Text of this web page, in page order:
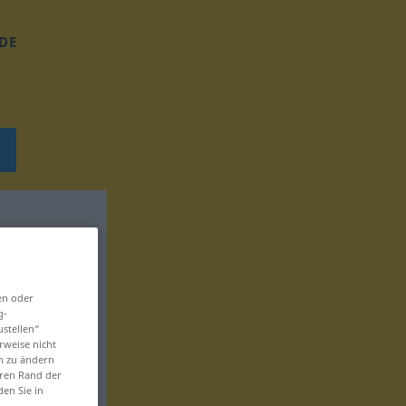
DE
oder
nicht
zu ändern
Rand der
Sie in